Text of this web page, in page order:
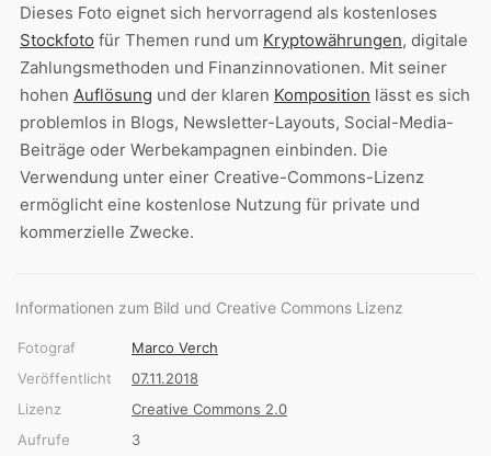
Dieses Foto eignet sich hervorragend als kostenloses
Stockfoto für Themen rund um Kryptowährungen, digitale
Zahlungsmethoden und Finanzinnovationen. Mit seiner
hohen Auflösung und der klaren Komposition lässt es sich
problemlos in Blogs, Newsletter-Layouts, Social-Media-
Beiträge oder Werbekampagnen einbinden. Die
Verwendung unter einer Creative-Commons-Lizenz
ermöglicht eine kostenlose Nutzung für private und
kommerzielle Zwecke.
Informationen zum Bild und Creative Commons Lizenz
Fotograf
Marco Verch
Veröffentlicht
07.11.2018
Lizenz
Creative Commons 2.0
Aufrufe
3